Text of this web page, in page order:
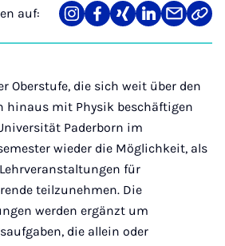
auf:
Teilen
auf
Teilen
auf
Teilen
auf
Teilen
auf
Teilen
über
Mail
Link
Oberstufe, die sich weit über den
hinaus mit Physik beschäftigen
Paderborn im
wieder die Möglichkeit, als
für
teilzunehmen. Die
werden ergänzt um
die allein oder